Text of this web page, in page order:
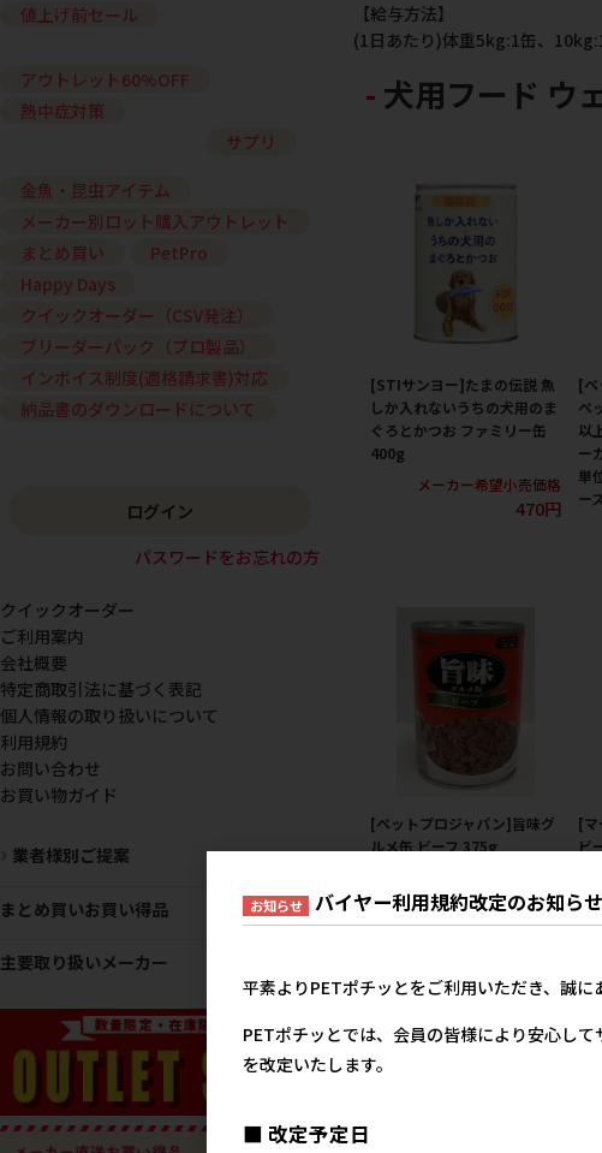
【給与方法】
(1日あたり)体重5kg:1缶、
犬用フード ウ
[STIサンヨー]たまの伝説 魚
しか入れないうちの犬用のま
ぐろとかつお ファミリー缶
400g
メーカー希望小売価格
470円
[ペ
ペ
以
ー
単
ー
[ペットプロジャパン]旨味グ
ルメ缶 ビーフ 375g
138円
[マ
ビ
値上げ前セール
アウトレット60%OFF
熱中症対策
サプリ
金魚・昆虫アイテム
メーカー別ロット購入アウトレット
まとめ買い
PetPro
Happy Days
クイックオーダー（CSV発注）
ブリーダーパック（プロ製品）
インボイス制度(適格請求書)対応
納品書のダウンロードについて
ログイン
パスワードをお忘れの方
クイックオーダー
ご利用案内
会社概要
特定商取引法に基づく表記
個人情報の取り扱いについて
利用規約
お問い合わせ
お買い物ガイド
業者様別ご提案
まとめ買いお買い得品
主要取り扱いメーカー
お知らせ バイヤー利用規約改定のお知らせ
平素よりPETポチッとをご利用いただき、誠に
PETポチッとでは、会員の皆様により安心し
を改定いたします。
■ 改定予定日